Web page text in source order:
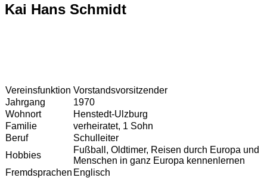
Kai Hans Schmidt
Vereinsfunktion Vorstandsvorsitzender
Jahrgang
1970
Wohnort
Henstedt-Ulzburg
Familie
verheiratet, 1 Sohn
Beruf
Schulleiter
Hobbies
Fußball, Oldtimer, Reisen durch Europa und
Menschen in ganz Europa kennenlernen
Fremdsprachen Englisch